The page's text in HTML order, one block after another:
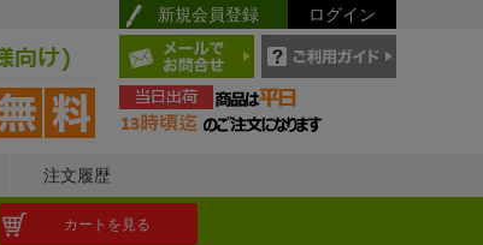
新規会員登録 ログイン
注文履歴
カートを見る